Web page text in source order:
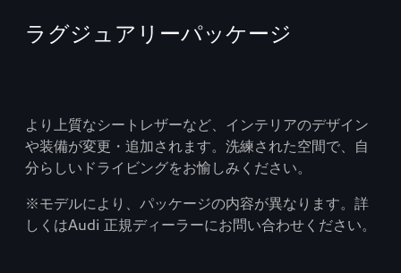
ラグジュアリーパッケージ
より上質なシートレザーなど、インテリアのデザイン
や装備が変更・追加されます。洗練された空間で、自
分らしいドライビングをお愉しみください。
※モデルにより、パッケージの内容が異なります。詳
しくはAudi 正規ディーラーにお問い合わせください。